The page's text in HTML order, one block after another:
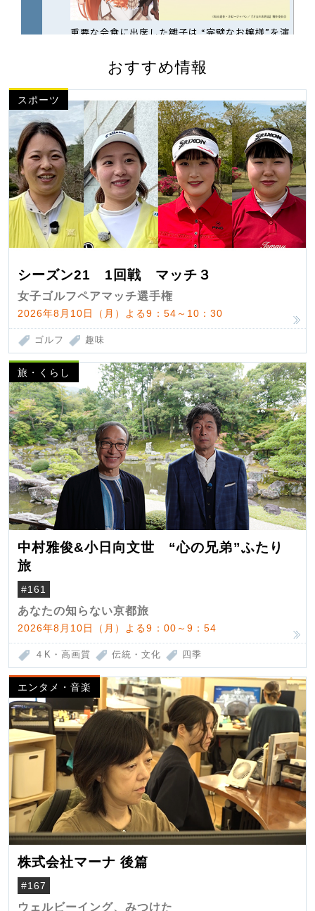
おすすめ情報
スポーツ
シーズン21 1回戦 マッチ３
女子ゴルフペアマッチ選手権
2026年8月10日（月）よる9：54～10：30
ゴルフ 趣味
旅・くらし
中村雅俊&小日向文世 “心の兄弟”ふたり
旅
#161
あなたの知らない京都旅
2026年8月10日（月）よる9：00～9：54
４K・高画質 伝統・文化 四季
エンタメ・音楽
株式会社マーナ 後篇
#167
ウェルビーイング、みつけた